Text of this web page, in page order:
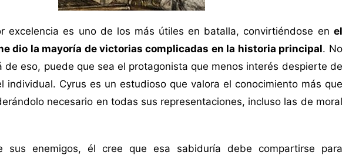
excelencia es uno de los más útiles en batalla, convirtiéndose en el
dio la mayoría de victorias complicadas en la historia principal. No
de eso, puede que sea el protagonista que menos interés despierte de
individual. Cyrus es un estudioso que valora el conocimiento más que
necesario en todas sus representaciones, incluso las de moral
sus enemigos, él cree que esa sabiduría debe compartirse para